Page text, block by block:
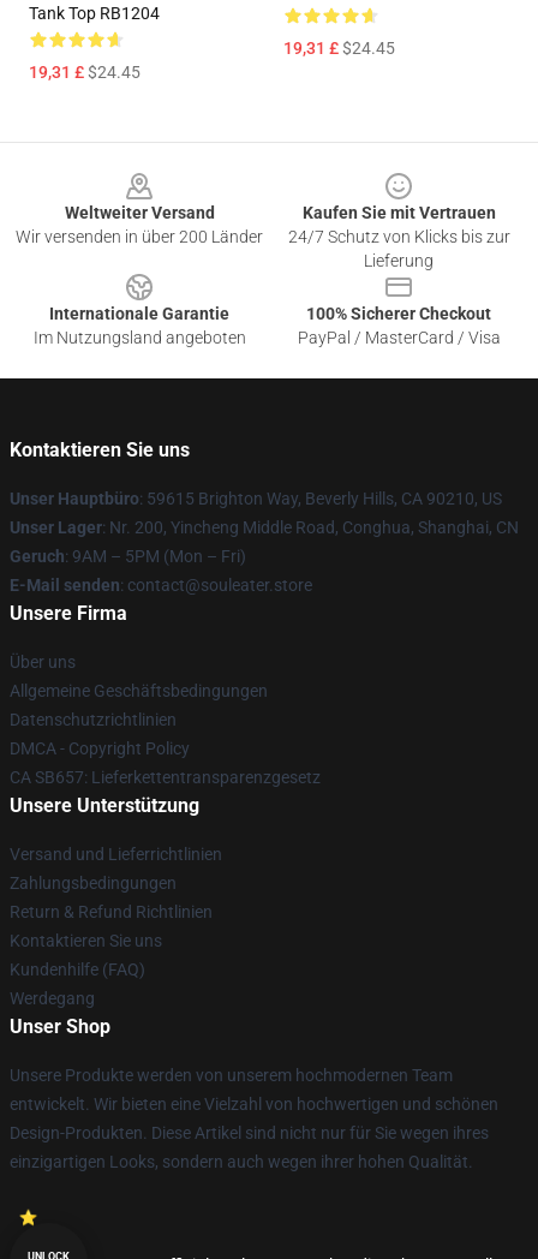
Tank Top RB1204
19,31 £$24.45
19,31 £$24.45
Weltweiter Versand
Wir versenden in über 200 Länder
Kaufen Sie mit Vertrauen
24/7 Schutz von Klicks bis zur
Lieferung
Internationale Garantie
Im Nutzungsland angeboten
100% Sicherer Checkout
PayPal / MasterCard / Visa
Kontaktieren Sie uns
Unser Hauptbüro: 59615 Brighton Way, Beverly Hills, CA 90210, US
Unser Lager: Nr. 200, Yincheng Middle Road, Conghua, Shanghai, CN
Geruch: 9AM – 5PM (Mon – Fri)
E-Mail senden: contact@souleater.store
Unsere Firma
Über uns
Allgemeine Geschäftsbedingungen
Datenschutzrichtlinien
DMCA - Copyright Policy
CA SB657: Lieferkettentransparenzgesetz
Unsere Unterstützung
Versand und Lieferrichtlinien
Zahlungsbedingungen
Return & Refund Richtlinien
Kontaktieren Sie uns
Kundenhilfe (FAQ)
Werdegang
Unser Shop
Unsere Produkte werden von unserem hochmodernen Team
entwickelt. Wir bieten eine Vielzahl von hochwertigen und schönen
Design-Produkten. Diese Artikel sind nicht nur für Sie wegen ihres
einzigartigen Looks, sondern auch wegen ihrer hohen Qualität.
UNLOCK